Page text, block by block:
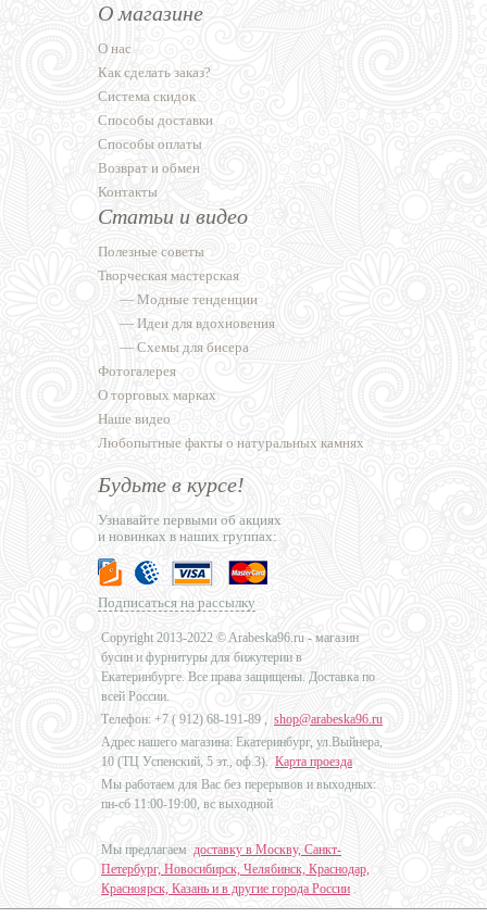
О магазине
О нас
Как сделать заказ?
Система скидок
Способы доставки
Способы оплаты
Возврат и обмен
Контакты
Статьи и видео
Полезные советы
Творческая мастерская
— Модные тенденции
— Идеи для вдохновения
— Схемы для бисера
Фотогалерея
О торговых марках
Наше видео
Любопытные факты о натуральных камнях
Будьте в курсе!
Узнавайте первыми об акциях
и новинках в наших группах:
Подписаться на рассылку
Copyright 2013-2022 © Arabeska96.ru - магазин
бусин и фурнитуры для бижутерии в
Екатеринбурге. Все права защищены. Доставка по
всей России.
Телефон: +7 ( 912) 68-191-89 , shop@arabeska96.ru
Адрес нашего магазина: Екатеринбург, ул.Выйнера,
10 (ТЦ Успенский, 5 эт., оф.3). Карта проезда
Мы работаем для Вас без перерывов и выходных:
пн-сб 11:00-19:00, вс выходной
Мы предлагаем доставку в Москву, Санкт-
Петербург, Новосибирск, Челябинск, Краснодар,
Красноярск, Казань и в другие города России.